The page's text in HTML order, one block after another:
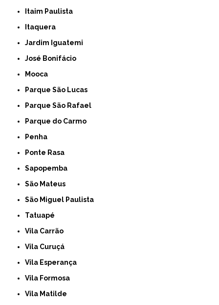
Itaim Paulista
Itaquera
Jardim Iguatemi
José Bonifácio
Mooca
Parque São Lucas
Parque São Rafael
Parque do Carmo
Penha
Ponte Rasa
Sapopemba
São Mateus
São Miguel Paulista
Tatuapé
Vila Carrão
Vila Curuçá
Vila Esperança
Vila Formosa
Vila Matilde